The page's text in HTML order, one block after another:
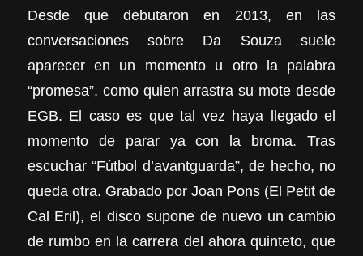
Desde que debutaron en 2013, en las
conversaciones sobre Da Souza suele
aparecer en un momento u otro la palabra
“promesa”, como quien arrastra su mote desde
EGB. El caso es que tal vez haya llegado el
momento de parar ya con la broma. Tras
escuchar “Fútbol d’avantguarda”, de hecho, no
queda otra. Grabado por Joan Pons (El Petit de
Cal Eril), el disco supone de nuevo un cambio
de rumbo en la carrera del ahora quinteto, que